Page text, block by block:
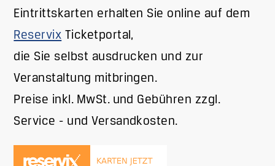
Eintrittskarten erhalten Sie online auf dem
Reservix Ticketportal,
die Sie selbst ausdrucken und zur
Veranstaltung mitbringen.
Preise inkl. MwSt. und Gebühren zzgl.
Service - und Versandkosten.